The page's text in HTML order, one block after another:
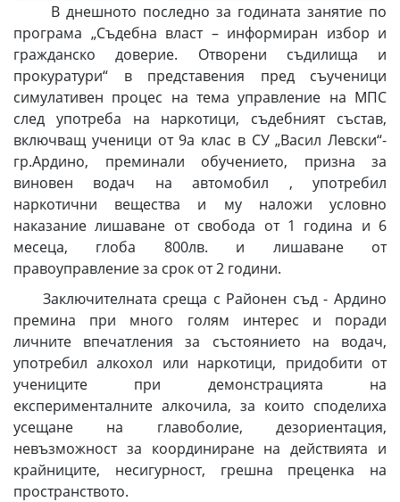
В днешното последно за годината занятие по
програма „Съдебна власт – информиран избор и
гражданско доверие. Отворени съдилища и
прокуратури“ в представения пред съученици
симулативен процес на тема управление на МПС
след употреба на наркотици, съдебният състав,
включващ ученици от 9а клас в СУ „Васил Левски“-
гр.Ардино, преминали обучението, призна за
виновен водач на автомобил , употребил
наркотични вещества и му наложи условно
наказание лишаване от свобода от 1 година и 6
месеца, глоба 800лв. и лишаване от
правоуправление за срок от 2 години.
Заключителната среща с Районен съд - Ардино
премина при много голям интерес и поради
личните впечатления за състоянието на водач,
употребил алкохол или наркотици, придобити от
учениците при демонстрацията на
експерименталните алкочила, за които споделиха
усещане на главоболие, дезориентация,
невъзможност за координиране на действията и
крайниците, несигурност, грешна преценка на
пространството.